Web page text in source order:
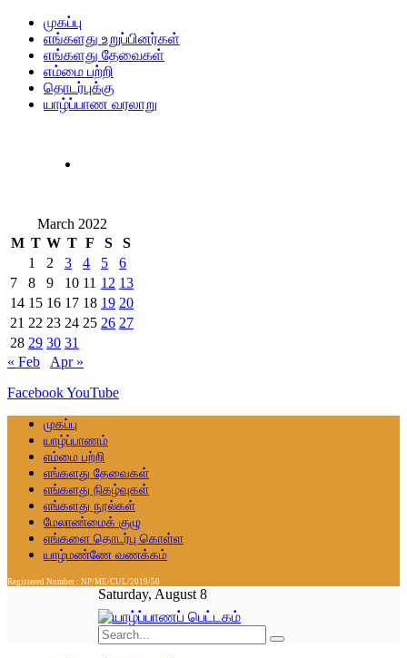
முகப்பு
எங்களது உறுப்பினர்கள்
எங்களது தேவைகள்
எம்மை பற்றி
தொடர்புக்கு
யாழ்ப்பாண வரலாறு
March 2022
M T W T F S
S
1
2 3 4 5
6
7
8 9 10 11 12 13
14 15 16 17 18 19 20
21 22 23 24 25 26 27
28 29 30 31
« Feb
Apr »
FacebookYouTube
முகப்பு
யாழ்ப்பாணம்
எம்மை பற்றி
எங்களது தேவைகள்
எங்களது நிகழ்வுகள்
எங்களது நூல்கள்
மேலாண்மைக் குழு
எங்களை தொடர்பு கொள்ள
யாழ்மண்ணே வணக்கம்
Registered Number : NP/ME/CUL/2019/50
Saturday, August 8